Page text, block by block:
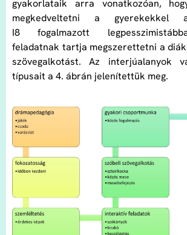
gyakorlataik arra vonatkozóan,
megkedveltetni a gyerekekkel
I8 fogalmazott
feladatnak tartja megszerettetni a
szövegalkotást. Az interjúalanyok
típusait a 4. ábrán jelenítettük meg.